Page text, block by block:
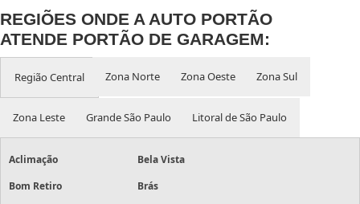
REGIÕES ONDE A AUTO PORTÃO
ATENDE PORTÃO DE GARAGEM:
Região Central Zona Norte Zona Oeste Zona Sul
Zona Leste Grande São Paulo Litoral de São Paulo
Aclimação
Bela Vista
Bom Retiro
Brás